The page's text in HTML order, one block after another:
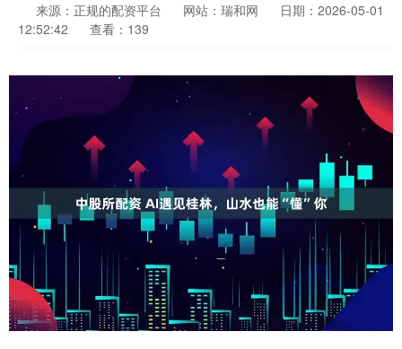
来源：正规的配资平台 网站：瑞和网
日期：2026-05-01
12:52:42
查看：139